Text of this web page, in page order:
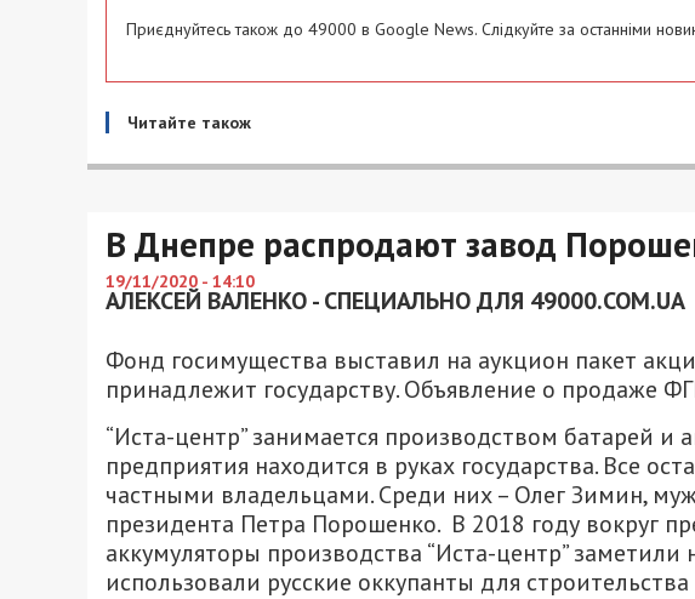
Приєднуйтесь також до 49000 в Google News. Слідкуйте за останніми
Читайте також
В Днепре распродают завод
19/11/2020 - 14:10
АЛЕКСЕЙ ВАЛЕНКО - СПЕЦИАЛЬНО ДЛЯ 49000.COM.UA
Фонд госимущества выставил на аукцион пакет
принадлежит государству. Объявление о продаже
“Иста-центр” занимается производством батарей и
предприятия находится в руках государства. Все
частными владельцами. Среди них – Олег Зимин,
президента Петра Порошенко. В 2018 году вокруг
аккумуляторы производства “Иста-центр”
использовали русские оккупанты для